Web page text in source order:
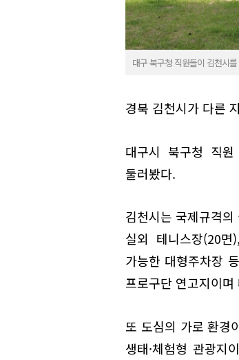
대구 북구청 직원들이 김천시
경북 김천시가 다른
대구시 북구청 직
둘러봤다.
김천시는 국제규격
실외 테니스장(20
가능한 대형주차장
프로구단 연고지이
또 도심의 가로 환경
생태·체험형 관광